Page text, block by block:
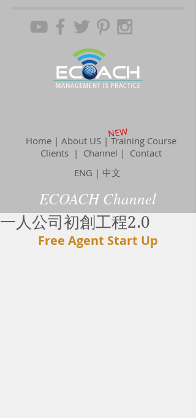
Home | About US | Training Course
Clients | Channel | Contact
ENG | 中文
NEW
ECOACH Channel
一人公司初創工程2.0
Free Agent Start Up